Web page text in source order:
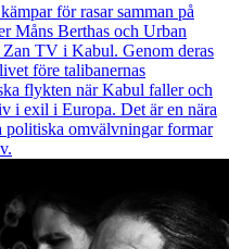
för rasar samman på
Måns Berthas och Urban
TV i Kabul. Genom deras
före talibanernas
flykten när Kabul faller och
i exil i Europa. Det är en nära
politiska omvälvningar formar